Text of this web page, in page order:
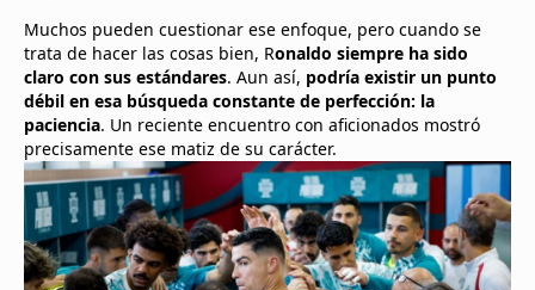
Muchos pueden cuestionar ese enfoque, pero cuando se
trata de hacer las cosas bien, Ronaldo siempre ha sido
claro con sus estándares. Aun así, podría existir un punto
débil en esa búsqueda constante de perfección: la
paciencia. Un reciente encuentro con aficionados mostró
precisamente ese matiz de su carácter.